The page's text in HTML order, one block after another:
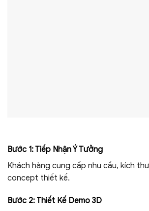
Bước 1: Tiếp Nhận Ý Tưởng
Khách hàng cung cấp nhu cầu, kích
concept thiết kế.
Bước 2: Thiết Kế Demo 3D